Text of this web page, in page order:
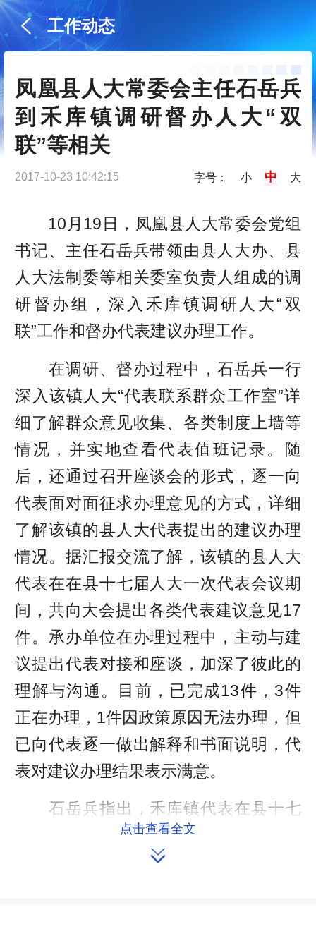
工作动态
凤凰县人大常委会主任石岳兵
到禾库镇调研督办人大“双
联”等相关
2017-10-23 10:42:15 字号： 小 中 大
10月19日，凤凰县人大常委会党组
书记、主任石岳兵带领由县人大办、县
人大法制委等相关委室负责人组成的调
研督办组，深入禾库镇调研人大“双
联”工作和督办代表建议办理工作。
在调研、督办过程中，石岳兵一行
深入该镇人大“代表联系群众工作室”详
细了解群众意见收集、各类制度上墙等
情况，并实地查看代表值班记录。随
后，还通过召开座谈会的形式，逐一向
代表面对面征求办理意见的方式，详细
了解该镇的县人大代表提出的建议办理
情况。据汇报交流了解，该镇的县人大
代表在在县十七届人大一次代表会议期
间，共向大会提出各类代表建议意见17
件。承办单位在办理过程中，主动与建
议提出代表对接和座谈，加深了彼此的
理解与沟通。目前，已完成13件，3件
正在办理，1件因政策原因无法办理，但
已向代表逐一做出解释和书面说明，代
表对建议办理结果表示满意。
石岳兵指出，禾库镇代表在县十七
届人大一次会议期间，提出建议的数量
多、质量高，涵盖了全县经济社会发展
点击查看全文
